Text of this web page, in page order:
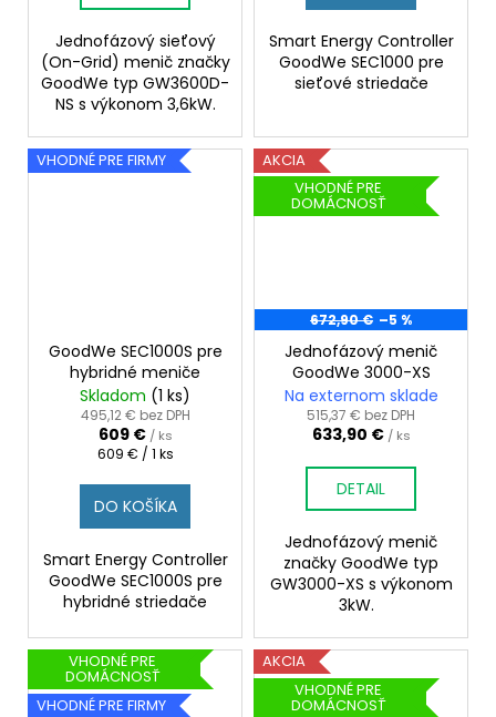
Jednofázový sieťový
(On-Grid) menič značky
GoodWe typ GW3600D-
NS s výkonom 3,6kW.
Smart Energy Controller
GoodWe SEC1000 pre
sieťové striedače
VHODNÉ PRE FIRMY
GoodWe SEC1000S pre
hybridné meniče
Skladom (1 ks)
495,12 € bez DPH
609 € / ks
Jednotková
609 € / 1 ks
DO KOŠÍKA
Smart Energy Controller
GoodWe SEC1000S pre
hybridné striedače
AKCIA
VHODNÉ PRE
DOMÁCNOSŤ
672,90 € –5 %
Jednofázový menič
GoodWe 3000-XS
Na externom sklade
515,37 € bez DPH
633,90 € / ks
DETAIL
Jednofázový menič
značky GoodWe typ
GW3000-XS s výkonom
3kW.
VHODNÉ PRE
DOMÁCNOSŤ
VHODNÉ PRE FIRMY
AKCIA
VHODNÉ PRE
DOMÁCNOSŤ